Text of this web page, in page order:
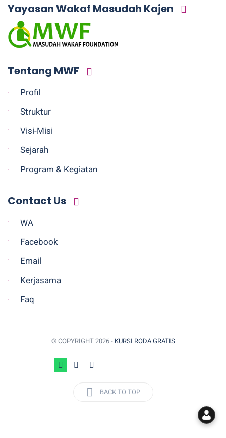
Yayasan Wakaf Masudah Kajen
Tentang MWF
Profil
Struktur
Visi-Misi
Sejarah
Program & Kegiatan
Contact Us
WA
Facebook
Email
Kerjasama
Faq
© COPYRIGHT 2026 - KURSI RODA GRATIS
BACK TO TOP